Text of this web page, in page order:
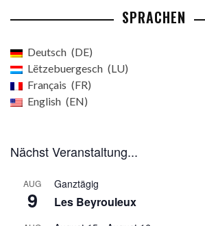
SPRACHEN
Deutsch
DE
Lëtzebuergesch
LU
Français
FR
English
EN
Nächst Veranstaltung...
AUG
9
Ganztägig
Les Beyrouleux